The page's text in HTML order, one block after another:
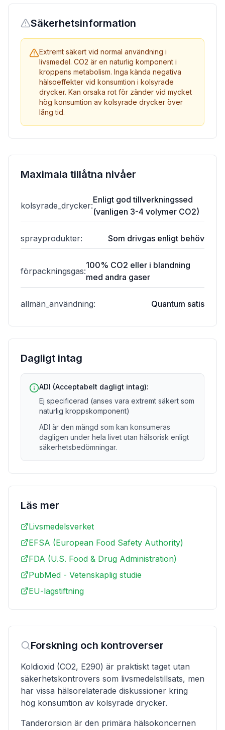
Säkerhetsinformation
Extremt säkert vid normal användning i
livsmedel. CO2 är en naturlig komponent i
kroppens metabolism. Inga kända negativa
hälsoeffekter vid konsumtion i kolsyrade
drycker. Kan orsaka rot för zänder vid mycket
hög konsumtion av kolsyrade drycker över
lång tid.
Maximala tillåtna nivåer
kolsyrade_drycker:
Enligt god tillverkningssed
(vanligen 3-4 volymer CO2)
sprayprodukter: Som drivgas enligt behöv
förpackningsgas:
100% CO2 eller i blandning
med andra gaser
allmän_användning: Quantum satis
Dagligt intag
ADI (Acceptabelt dagligt intag):
Ej specificerad (anses vara extremt säkert som
naturlig kroppskomponent)
ADI är den mängd som kan konsumeras
dagligen under hela livet utan hälsorisk enligt
säkerhetsbedömningar.
Läs mer
Livsmedelsverket
EFSA (European Food Safety Authority)
FDA (U.S. Food & Drug Administration)
PubMed - Vetenskaplig studie
EU-lagstiftning
Forskning och kontroverser
Koldioxid (CO2, E290) är praktiskt taget utan
säkerhetskontrovers som livsmedelstillsats, men
har vissa hälsorelaterade diskussioner kring
hög konsumtion av kolsyrade drycker.
Tanderorsion är den primära hälsokoncernen